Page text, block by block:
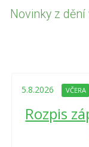
Novinky z
5.8.2026 VČERA
Rozpis